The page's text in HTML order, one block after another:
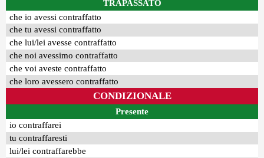
TRAPASSATO
che io avessi contraffatto
che tu avessi contraffatto
che lui/lei avesse contraffatto
che noi avessimo contraffatto
che voi aveste contraffatto
che loro avessero contraffatto
CONDIZIONALE
Presente
io contraffarei
tu contraffaresti
lui/lei contraffarebbe